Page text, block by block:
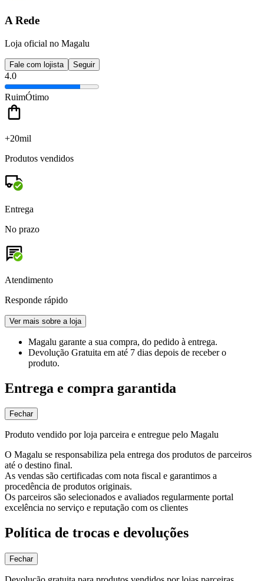
A Rede
Loja oficial no Magalu
Fale com lojista Seguir
4.0
RuimÓtimo
+20mil
Produtos vendidos
Entrega
No prazo
Atendimento
Responde rápido
Ver mais sobre a loja
Magalu garante a sua compra, do pedido à entrega.
Devolução Gratuita em até 7 dias depois de receber o
produto.
Entrega e compra garantida
Fechar
Produto vendido por loja parceira e entregue pelo Magalu
O Magalu se responsabiliza pela entrega dos produtos de parceiros
até o destino final.
As vendas são certificadas com nota fiscal e garantimos a
procedência de produtos originais.
Os parceiros são selecionados e avaliados regularmente portal
excelência no serviço e reputação com os clientes
Política de trocas e devoluções
Fechar